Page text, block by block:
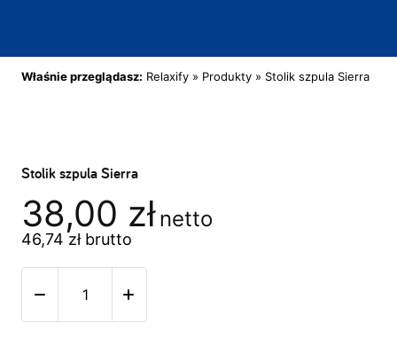
Właśnie przeglądasz: Relaxify » Produkty » Stolik szpula Sierra
Stolik szpula Sierra
38,00 zł netto
46,74złbrutto